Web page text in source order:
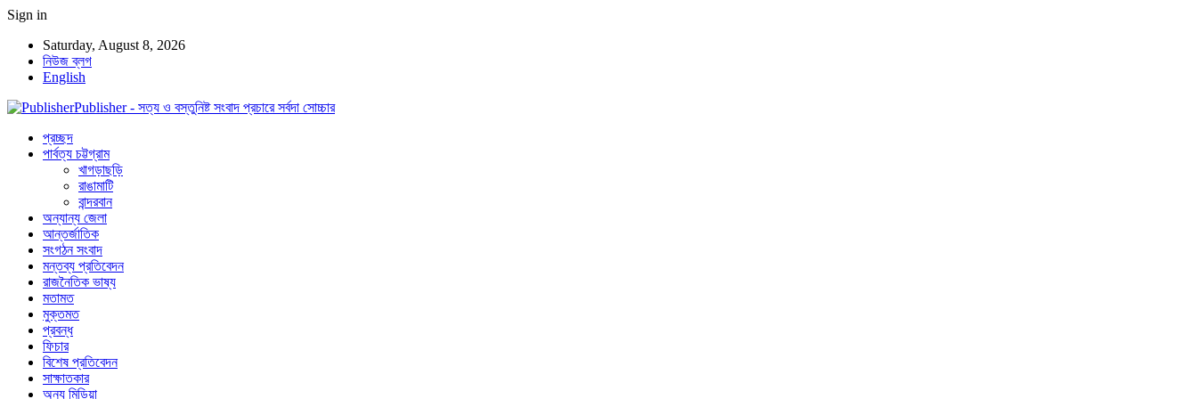
Sign in
Saturday, August 8, 2026
নিউজ ব্লগ
English
Publisher - সত্য ও বস্তুনিষ্ট সংবাদ প্রচারে সর্বদা সোচ্চার
প্রচ্ছদ
পার্বত্য চট্টগ্রাম
খাগড়াছড়ি
রাঙামাটি
বান্দরবান
অন্যান্য জেলা
আন্তর্জাতিক
সংগঠন সংবাদ
মন্তব্য প্রতিবেদন
রাজনৈতিক ভাষ্য
মতামত
মুক্তমত
প্রবন্ধ
ফিচার
বিশেষ প্রতিবেদন
সাক্ষাতকার
অন্য মিডিয়া